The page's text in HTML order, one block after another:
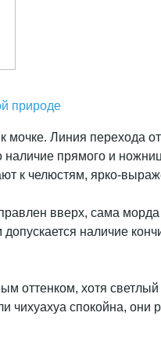
природе
Линия перехода
прямого и
к челюстям, ярко-
вверх, сама
наличие
оттенком, хотя
спокойна, они